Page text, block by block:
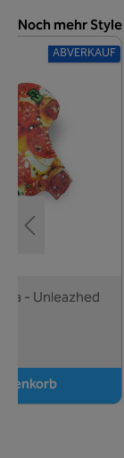
Produktgalerie
Noch mehr
ABVERKAUF
- Unleazhed